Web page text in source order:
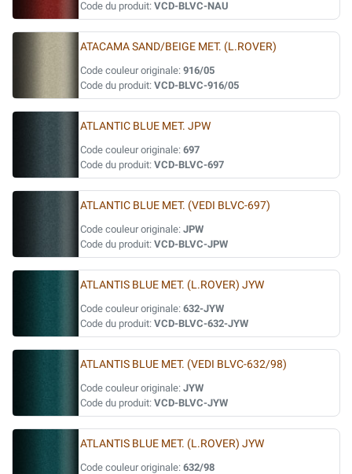
Code du produit: VCD-BLVC-NAU
ATACAMA SAND/BEIGE MET. (L.ROVER)
Code couleur originale: 916/05
Code du produit: VCD-BLVC-916/05
ATLANTIC BLUE MET. JPW
Code couleur originale: 697
Code du produit: VCD-BLVC-697
ATLANTIC BLUE MET. (VEDI BLVC-697)
Code couleur originale: JPW
Code du produit: VCD-BLVC-JPW
ATLANTIS BLUE MET. (L.ROVER) JYW
Code couleur originale: 632-JYW
Code du produit: VCD-BLVC-632-JYW
ATLANTIS BLUE MET. (VEDI BLVC-632/98)
Code couleur originale: JYW
Code du produit: VCD-BLVC-JYW
ATLANTIS BLUE MET. (L.ROVER) JYW
Code couleur originale: 632/98